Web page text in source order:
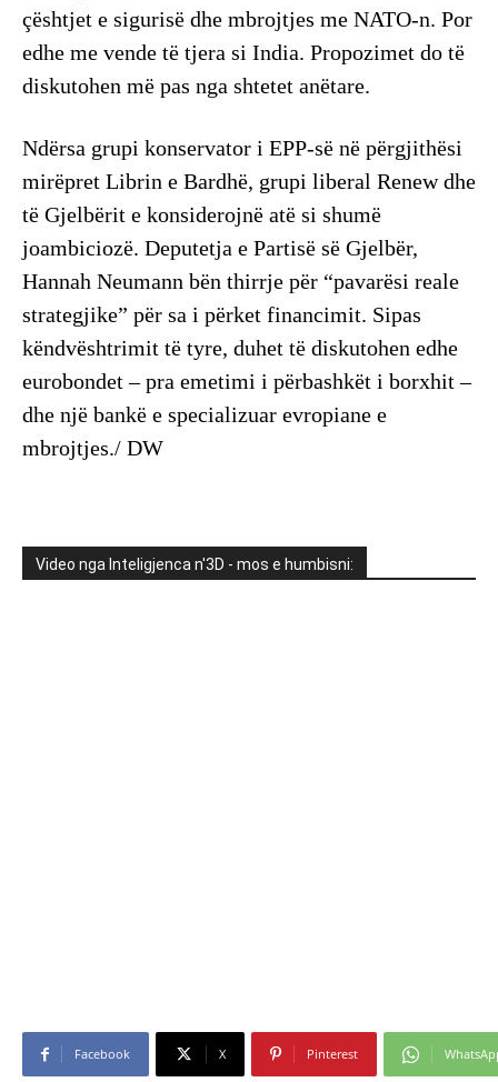
çështjet e sigurisë dhe mbrojtjes me NATO-n. Por
edhe me vende të tjera si India. Propozimet do të
diskutohen më pas nga shtetet anëtare.
Ndërsa grupi konservator i EPP-së në përgjithësi
mirëpret Librin e Bardhë, grupi liberal Renew dhe
të Gjelbërit e konsiderojnë atë si shumë
joambiciozë. Deputetja e Partisë së Gjelbër,
Hannah Neumann bën thirrje për “pavarësi reale
strategjike” për sa i përket financimit. Sipas
këndvështrimit të tyre, duhet të diskutohen edhe
eurobondet – pra emetimi i përbashkët i borxhit –
dhe një bankë e specializuar evropiane e
mbrojtjes./ DW
Video nga Inteligjenca n'3D - mos e humbisni:
Facebook X Pinterest